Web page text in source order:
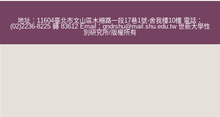
地址：11604臺北市文山區木柵路一段17巷1號-舍我樓10樓 電話：
(02)2236-8225 轉 83612 Email：gndrshu@mail.shu.edu.tw 世新大學性
別研究所/版權所有